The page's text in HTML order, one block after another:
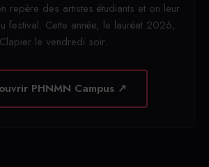
repère des artistes étudiants et on leur
festival. Cette année, le lauréat 2026,
le vendredi soir.
PHNMN Campus ↗